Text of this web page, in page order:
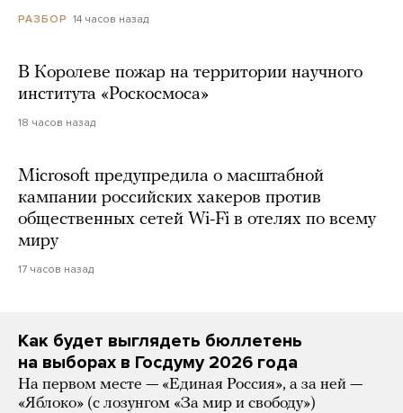
РАЗБОР 14 часов назад
В Королеве пожар на территории научного
института «Роскосмоса»
18 часов назад
Microsoft предупредила о масштабной
кампании российских хакеров против
общественных сетей Wi-Fi в отелях по всему
миру
17 часов назад
Как будет выглядеть бюллетень
на выборах в Госдуму 2026 года
На первом месте — «Единая Россия», а за ней —
«Яблоко» (с лозунгом «За мир и свободу»)